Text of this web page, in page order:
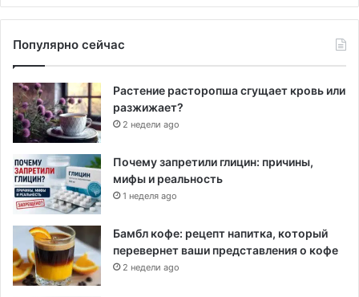
Популярно сейчас
Растение расторопша сгущает кровь или
разжижает?
2 недели ago
Почему запретили глицин: причины,
мифы и реальность
1 неделя ago
Бамбл кофе: рецепт напитка, который
перевернет ваши представления о кофе
2 недели ago